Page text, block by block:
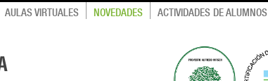
AULAS VIRTUALES NOVEDADES ACTIVIDADES DE ALUMNOS